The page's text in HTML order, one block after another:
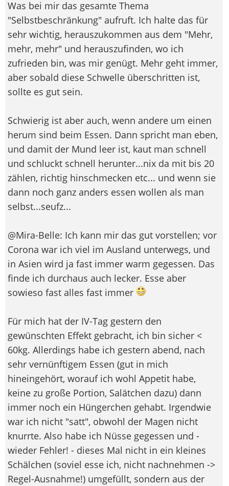
Was bei mir das gesamte Thema
"Selbstbeschränkung" aufruft. Ich halte das für
sehr wichtig, herauszukommen aus dem "Mehr,
mehr, mehr" und herauszufinden, wo ich
zufrieden bin, was mir genügt. Mehr geht immer,
aber sobald diese Schwelle überschritten ist,
sollte es gut sein.
Schwierig ist aber auch, wenn andere um einen
herum sind beim Essen. Dann spricht man eben,
und damit der Mund leer ist, kaut man schnell
und schluckt schnell herunter...nix da mit bis 20
zählen, richtig hinschmecken etc... und wenn sie
dann noch ganz anders essen wollen als man
selbst...seufz...
@Mira-Belle: Ich kann mir das gut vorstellen; vor
Corona war ich viel im Ausland unterwegs, und
in Asien wird ja fast immer warm gegessen. Das
finde ich durchaus auch lecker. Esse aber
sowieso fast alles fast immer
Für mich hat der IV-Tag gestern den
gewünschten Effekt gebracht, ich bin sicher <
60kg. Allerdings habe ich gestern abend, nach
sehr vernünftigem Essen (gut in mich
hineingehört, worauf ich wohl Appetit habe,
keine zu große Portion, Salätchen dazu) dann
immer noch ein Hüngerchen gehabt. Irgendwie
war ich nicht "satt", obwohl der Magen nicht
knurrte. Also habe ich Nüsse gegessen und -
wieder Fehler! - dieses Mal nicht in ein kleines
Schälchen (soviel esse ich, nicht nachnehmen ->
Regel-Ausnahme!) umgefüllt, sondern aus der